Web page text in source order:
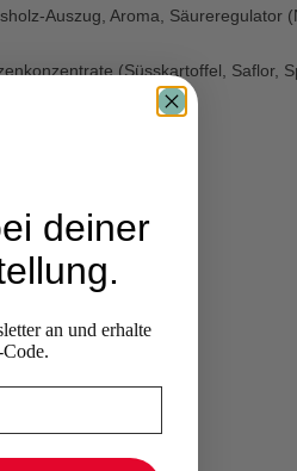
Auszug, Aroma, Säureregulator
(Süsskartoffel, Saflor,
deiner
an und erhalte